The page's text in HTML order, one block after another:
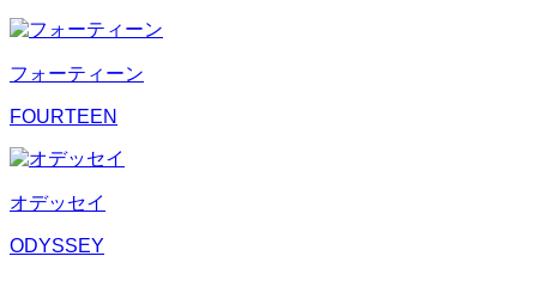
フォーティーン
FOURTEEN
オデッセイ
ODYSSEY